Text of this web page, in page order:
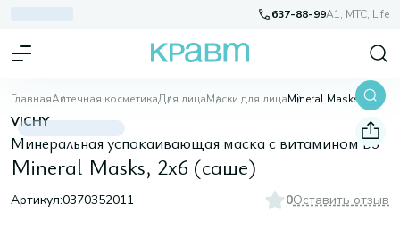
637-88-99A1, МТС, Life
ГлавнаяАптечная косметикаДля лицаМаски для лица Mineral Masks, 2х6 (саше)
VICHY
Минеральная успокаивающая маска с витамином B3
Mineral Masks, 2х6 (саше)
Артикул:0370352011 0Оставить отзыв